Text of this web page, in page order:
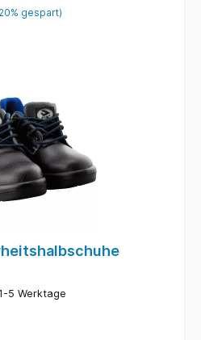
gespart)
5 Werktage